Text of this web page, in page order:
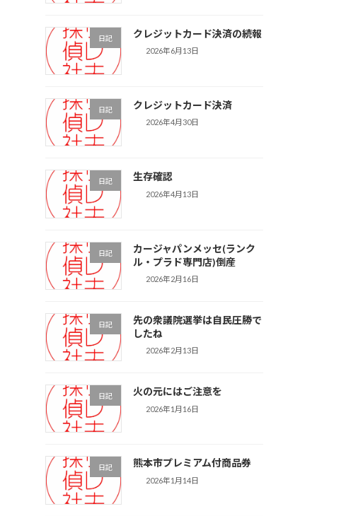
日記 クレジットカード決済の続報
2026年6月13日
日記 クレジットカード決済
2026年4月30日
日記 生存確認
2026年4月13日
日記
カージャパンメッセ(ランク
ル・プラド専門店)倒産
2026年2月16日
日記
先の衆議院選挙は自民圧勝で
したね
2026年2月13日
日記 火の元にはご注意を
2026年1月16日
日記 熊本市プレミアム付商品券
2026年1月14日